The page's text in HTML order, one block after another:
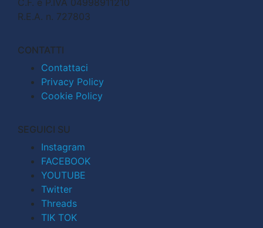
R.E.A. n. 727803
CONTATTI
Contattaci
Privacy Policy
Cookie Policy
SEGUICI SU
Instagram
FACEBOOK
YOUTUBE
Twitter
Threads
TIK TOK